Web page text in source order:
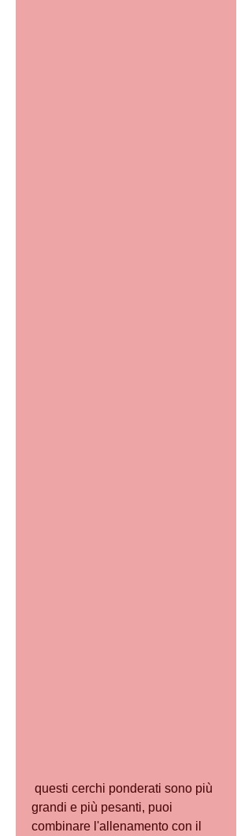
grandi e più pesanti, puoi
combinare l'allenamento con il